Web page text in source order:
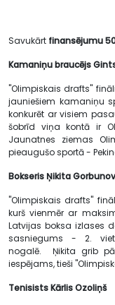
Savukārt finansējumu
Kamaniņu braucējs
"Olimpiskais drafts"
jauniešiem kamaniņu
konkurēt ar visiem
šobrīd viņa kontā ir
Jaunatnes ziemas
pieaugušo sportā -
Bokseris Ņikita
"Olimpiskais drafts"
kurš vienmēr ar
Latvijas boksa izlases
sasniegums - 2.
nogalē. Ņikita grib
iespējams, tieši
Tenisists Kārlis Ozoliņš